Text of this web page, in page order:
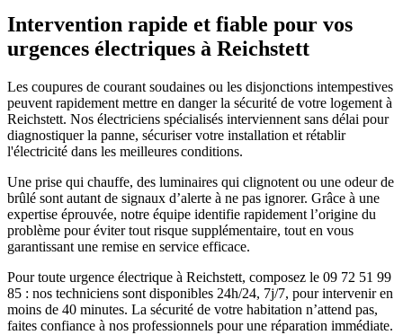
Intervention rapide et fiable pour vos
urgences électriques à Reichstett
Les coupures de courant soudaines ou les disjonctions intempestives
peuvent rapidement mettre en danger la sécurité de votre logement à
Reichstett. Nos électriciens spécialisés interviennent sans délai pour
diagnostiquer la panne, sécuriser votre installation et rétablir
l'électricité dans les meilleures conditions.
Une prise qui chauffe, des luminaires qui clignotent ou une odeur de
brûlé sont autant de signaux d’alerte à ne pas ignorer. Grâce à une
expertise éprouvée, notre équipe identifie rapidement l’origine du
problème pour éviter tout risque supplémentaire, tout en vous
garantissant une remise en service efficace.
Pour toute urgence électrique à Reichstett, composez le 09 72 51 99
85 : nos techniciens sont disponibles 24h/24, 7j/7, pour intervenir en
moins de 40 minutes. La sécurité de votre habitation n’attend pas,
faites confiance à nos professionnels pour une réparation immédiate.